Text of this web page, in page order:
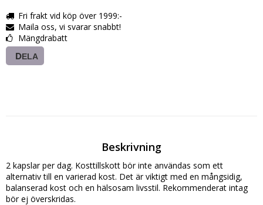
Fri frakt vid köp över 1999:-
Maila oss, vi svarar snabbt!
Mängdrabatt
DELA
Beskrivning
2 kapslar per dag. Kosttillskott bör inte användas som ett
alternativ till en varierad kost. Det är viktigt med en mångsidig,
balanserad kost och en hälsosam livsstil. Rekommenderat intag
bör ej överskridas.